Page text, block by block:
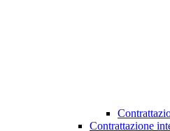
Contrattazione